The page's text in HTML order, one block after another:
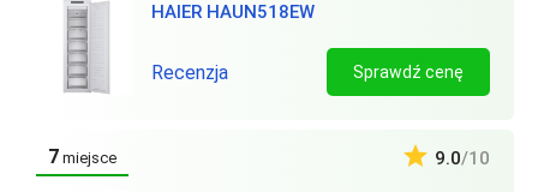
HAIER HAUN518EW
Recenzja Sprawdź cenę
7 miejsce 9.0/10